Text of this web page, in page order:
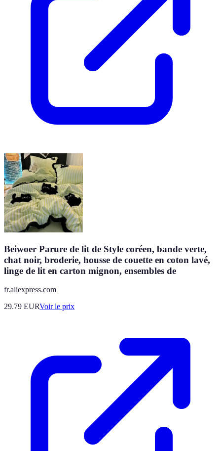
Beiwoer Parure de lit de Style coréen, bande verte,
chat noir, broderie, housse de couette en coton lavé,
linge de lit en carton mignon, ensembles de
fr.aliexpress.com
29.79 EURVoir le prix